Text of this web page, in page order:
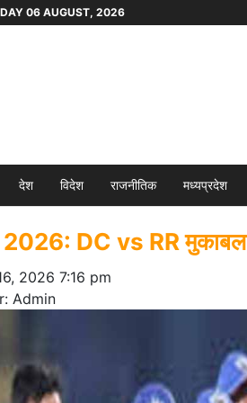
06 AUGUST, 2026
देश विदेश राजनीतिक मध्यप्रदेश
DC vs RR
2026 7:16 pm
Admin